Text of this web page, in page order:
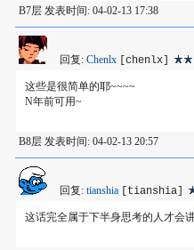
B7层 发表时间: 04-02-13 17:38
回复: Chenlx [chenlx]
这些是很简单的耶~~~~
N年前可用~
B8层 发表时间: 04-02-13 20:57
回复: tianshia [tianshia]
这话完全属于下半身思考的人才会